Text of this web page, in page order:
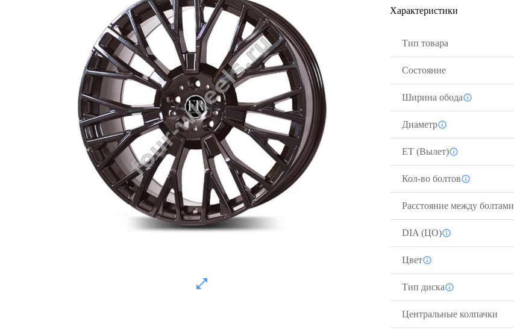
Характеристики
Тип товара
Состояние
Ширина обода
Диаметр
ЕТ (Вылет)
Кол-во болтов
Расстояние между болтами
DIA (ЦО)
Цвет
Тип диска
Центральные колпачки